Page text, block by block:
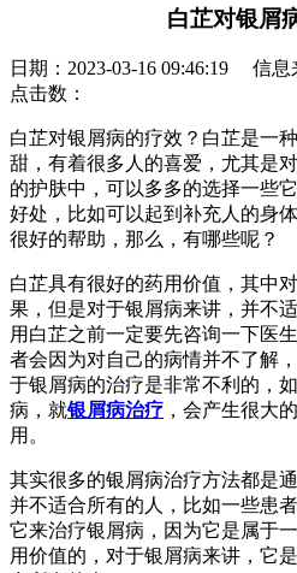
白芷对银屑
日期：2023-03-16 09:46:19 信
点击数：
白芷对银屑病的疗效？白芷是一
甜，有着很多人的喜爱，尤其是
的护肤中，可以多多的选择一些
好处，比如可以起到补充人的身
很好的帮助，那么，有哪些呢？
白芷具有很好的药用价值，其中
果，但是对于银屑病来讲，并不
用白芷之前一定要先咨询一下医
者会因为对自己的病情并不了解
于银屑病的治疗是非常不利的，
病，就银屑病治疗 ，会产生很大
用。
其实很多的银屑病治疗方法都是
并不适合所有的人，比如一些患
它来治疗银屑病，因为它是属于
用价值的，对于银屑病来讲，它